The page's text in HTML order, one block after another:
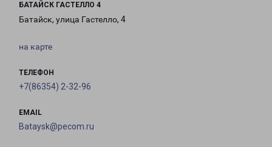
БАТАЙСК ГАСТЕЛЛО 4
Батайск, улица Гастелло, 4
на карте
ТЕЛЕФОН
+7(86354) 2-32-96
EMAIL
Bataysk@pecom.ru